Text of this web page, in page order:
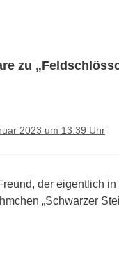
zu
2023 um 13:39 Uhr
der eigentlich
„Schwarzer